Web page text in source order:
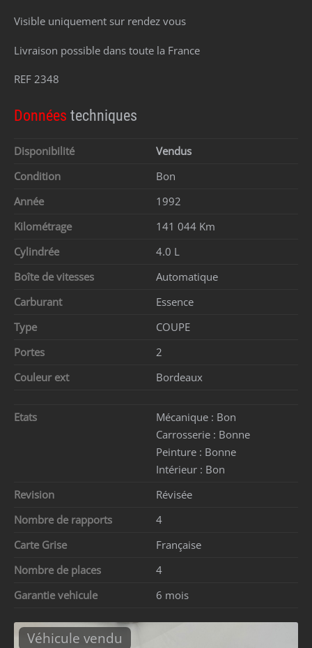
Visible uniquement sur rendez vous
Livraison possible dans toute la France
REF 2348
Données techniques
Disponibilité
Vendus
Condition
Bon
Année
1992
Kilométrage
141 044 Km
Cylindrée
4.0 L
Boîte de vitesses
Automatique
Carburant
Essence
Type
COUPE
Portes
2
Couleur ext
Bordeaux
Etats Mécanique : Bon
Carrosserie : Bonne
Peinture : Bonne
Intérieur : Bon
Revision
Révisée
Nombre de rapports
4
Carte Grise
Française
Nombre de places
4
Garantie vehicule
6 mois
Véhicule vendu